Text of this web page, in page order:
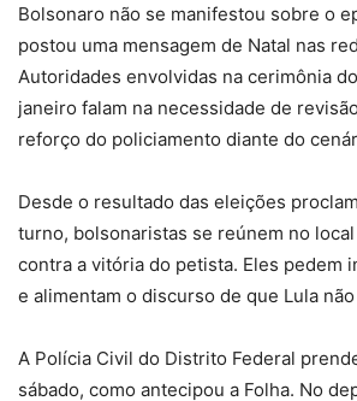
Bolsonaro não se manifestou sobre o
postou uma mensagem de Natal nas
Autoridades envolvidas na cerimônia
janeiro falam na necessidade de
reforço do policiamento diante do
Desde o resultado das eleições
turno, bolsonaristas se reúnem no
contra a vitória do petista. Eles pedem
e alimentam o discurso de que Lula
A Polícia Civil do Distrito Federal
sábado, como antecipou a Folha. No